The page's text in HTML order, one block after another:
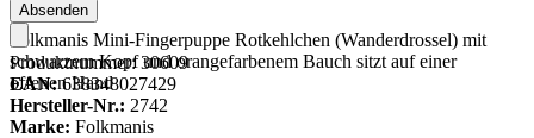
Folkmanis Mini-Fingerpuppe Rotkehlchen (Wanderdrossel) mit
schwarzem Kopf und orangefarbenem Bauch sitzt auf einer
offenen Hand
Absenden
Produktnummer:30609
EAN: 638348027429
Hersteller-Nr.: 2742
Marke: Folkmanis